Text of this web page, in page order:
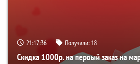
21:17:35 Получили: 18
Скидка 1000р. на первый заказ на